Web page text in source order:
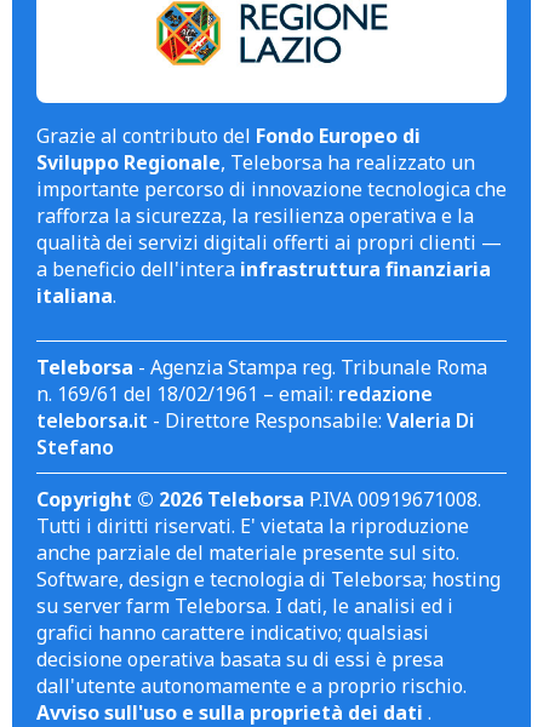
Grazie al contributo del Fondo Europeo di
Sviluppo Regionale, Teleborsa ha realizzato un
importante percorso di innovazione tecnologica che
rafforza la sicurezza, la resilienza operativa e la
qualità dei servizi digitali offerti ai propri clienti —
a beneficio dell'intera infrastruttura finanziaria
italiana.
Teleborsa - Agenzia Stampa reg. Tribunale Roma
n. 169/61 del 18/02/1961 – email: redazione
teleborsa.it - Direttore Responsabile: Valeria Di
Stefano
Copyright © 2026 Teleborsa P.IVA 00919671008.
Tutti i diritti riservati. E' vietata la riproduzione
anche parziale del materiale presente sul sito.
Software, design e tecnologia di Teleborsa; hosting
su server farm Teleborsa. I dati, le analisi ed i
grafici hanno carattere indicativo; qualsiasi
decisione operativa basata su di essi è presa
dall'utente autonomamente e a proprio rischio.
Avviso sull'uso e sulla proprietà dei dati .